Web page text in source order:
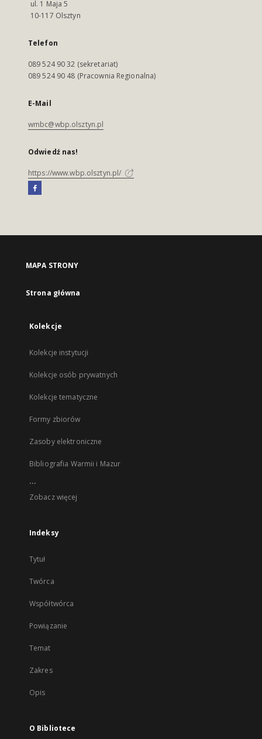
ul. 1 Maja 5
10-117 Olsztyn
Telefon
089 524 90 32 (sekretariat)
089 524 90 48 (Pracownia Regionalna)
E-Mail
wmbc@wbp.olsztyn.pl
Odwiedź nas!
https://www.wbp.olsztyn.pl/
MAPA STRONY
Strona główna
Kolekcje
Kolekcje instytucji
Kolekcje osób prywatnych
Kolekcje tematyczne
Formy zbiorów
Zasoby elektroniczne
Bibliografia Warmii i Mazur
...
Zobacz więcej
Indeksy
Tytuł
Twórca
Współtwórca
Powiązanie
Temat
Zakres
Opis
O Bibliotece